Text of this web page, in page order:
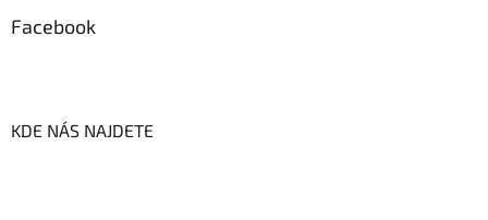
Facebook
KDE NÁS NAJDETE